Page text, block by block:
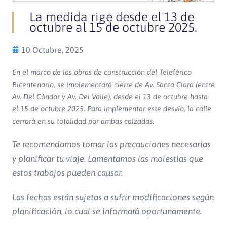
La medida rige desde el 13 de
octubre al 15 de octubre 2025.
10 Octubre, 2025
En el marco de las obras de construcción del Teleférico
Bicentenario, se implementará cierre de Av. Santa Clara (entre
Av. Del Cóndor y Av. Del Valle), desde el 13 de octubre hasta
el 15 de octubre 2025. Para implementar este desvío, la calle
cerrará en su totalidad por ambas calzadas.
Te recomendamos tomar las precauciones necesarias
y planificar tu viaje. Lamentamos las molestias que
estos trabajos pueden causar.
Las fechas están sujetas a sufrir modificaciones según
planificación, lo cual se informará oportunamente.